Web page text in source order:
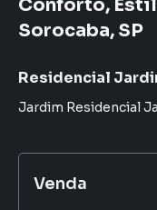
Conforto,
Sorocaba, SP
Residencial
Jardim Residencial
Venda